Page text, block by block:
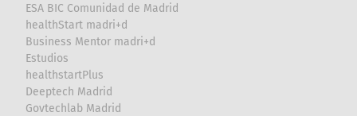
ESA BIC Comunidad de Madrid
healthStart madri+d
Business Mentor madri+d
Estudios
healthstartPlus
Deeptech Madrid
Govtechlab Madrid